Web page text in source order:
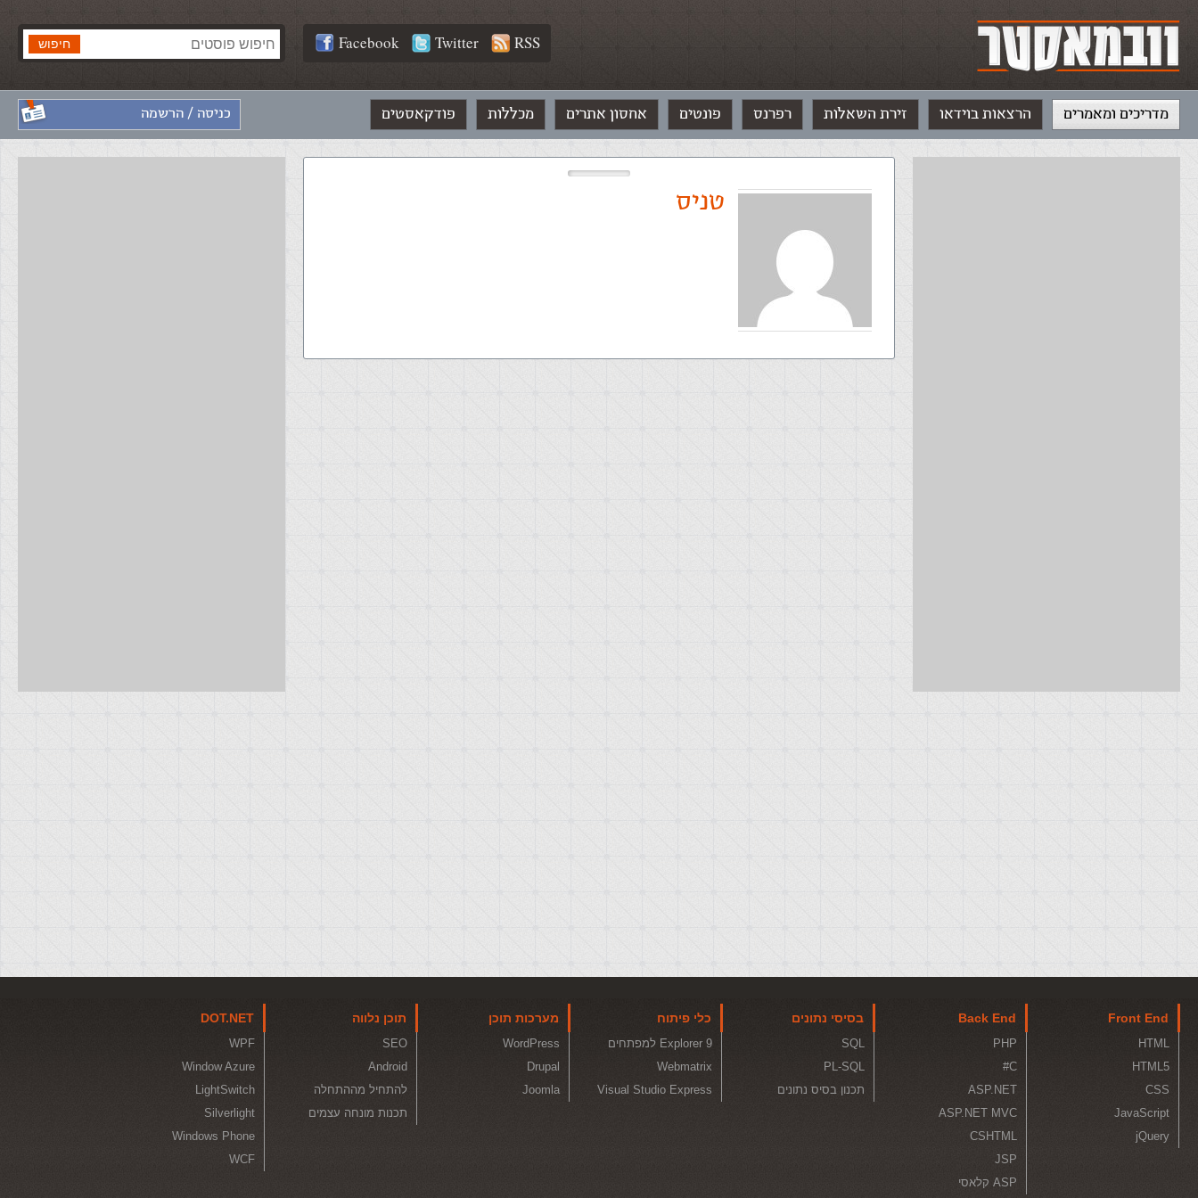
Facebook Twitter RSS
כניסה / הרשמה מדריכים ומאמרים הרצאות בוידאו זירת השאלות רפרנס פונטים אחסון אתרים מכללות פודקאסטים
טניס
Front End
HTML
HTML5
CSS
JavaScript
jQuery
Back End
PHP
C#
ASP.NET
ASP.NET MVC
CSHTML
JSP
ASP קלאסי
בסיסי נתונים
SQL
PL-SQL
תכנון בסיס נתונים
כלי פיתוח
Explorer 9 למפתחים
Webmatrix
Visual Studio Express
מערכות תוכן
WordPress
Drupal
Joomla
תוכן נלווה
SEO
Android
להתחיל מההתחלה
תכנות מונחה עצמים
DOT.NET
WPF
Window Azure
LightSwitch
Silverlight
Windows Phone
WCF